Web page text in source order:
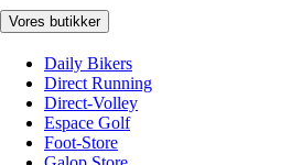
Vores butikker
Daily Bikers
Direct Running
Direct-Volley
Espace Golf
Foot-Store